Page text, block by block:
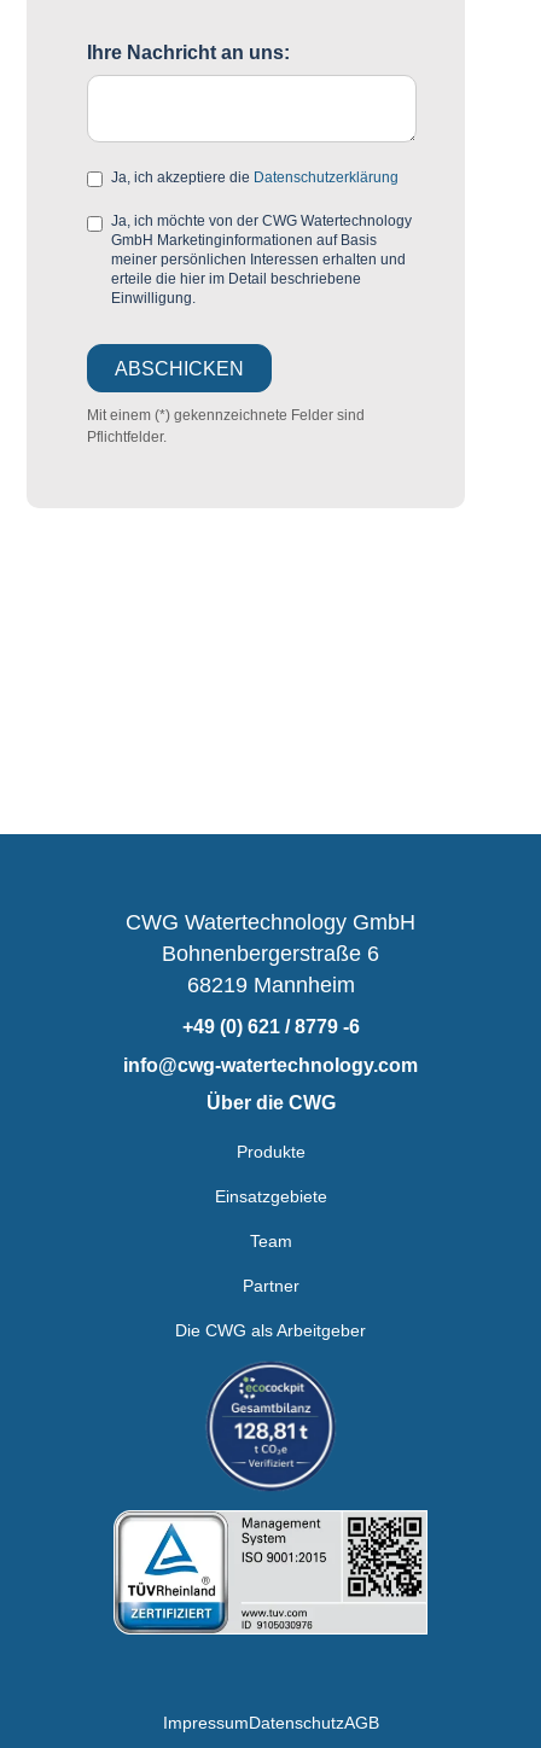
Ihre Nachricht an uns:
Ja, ich akzeptiere die Datenschutzerklärung
Ja, ich möchte von der CWG Watertechnology
GmbH Marketinginformationen auf Basis
meiner persönlichen Interessen erhalten und
erteile die hier im Detail beschriebene
Einwilligung.
Mit einem (*) gekennzeichnete Felder sind
Pflichtfelder.
CWG Watertechnology GmbH
Bohnenbergerstraße 6
68219 Mannheim
+49 (0) 621 / 8779 -6
info@cwg-watertechnology.com
Über die CWG
Produkte
Einsatzgebiete
Team
Partner
Die CWG als Arbeitgeber
ImpressumDatenschutzAGB